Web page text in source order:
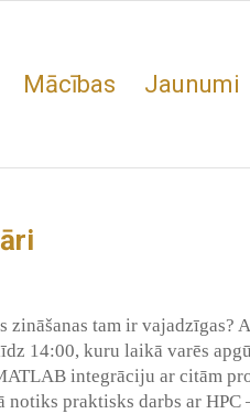
Mācības Jaunumi
tam ir vajadzīgas?
14:00, kuru laikā varēs
integrāciju ar citām
praktisks darbs ar HPC